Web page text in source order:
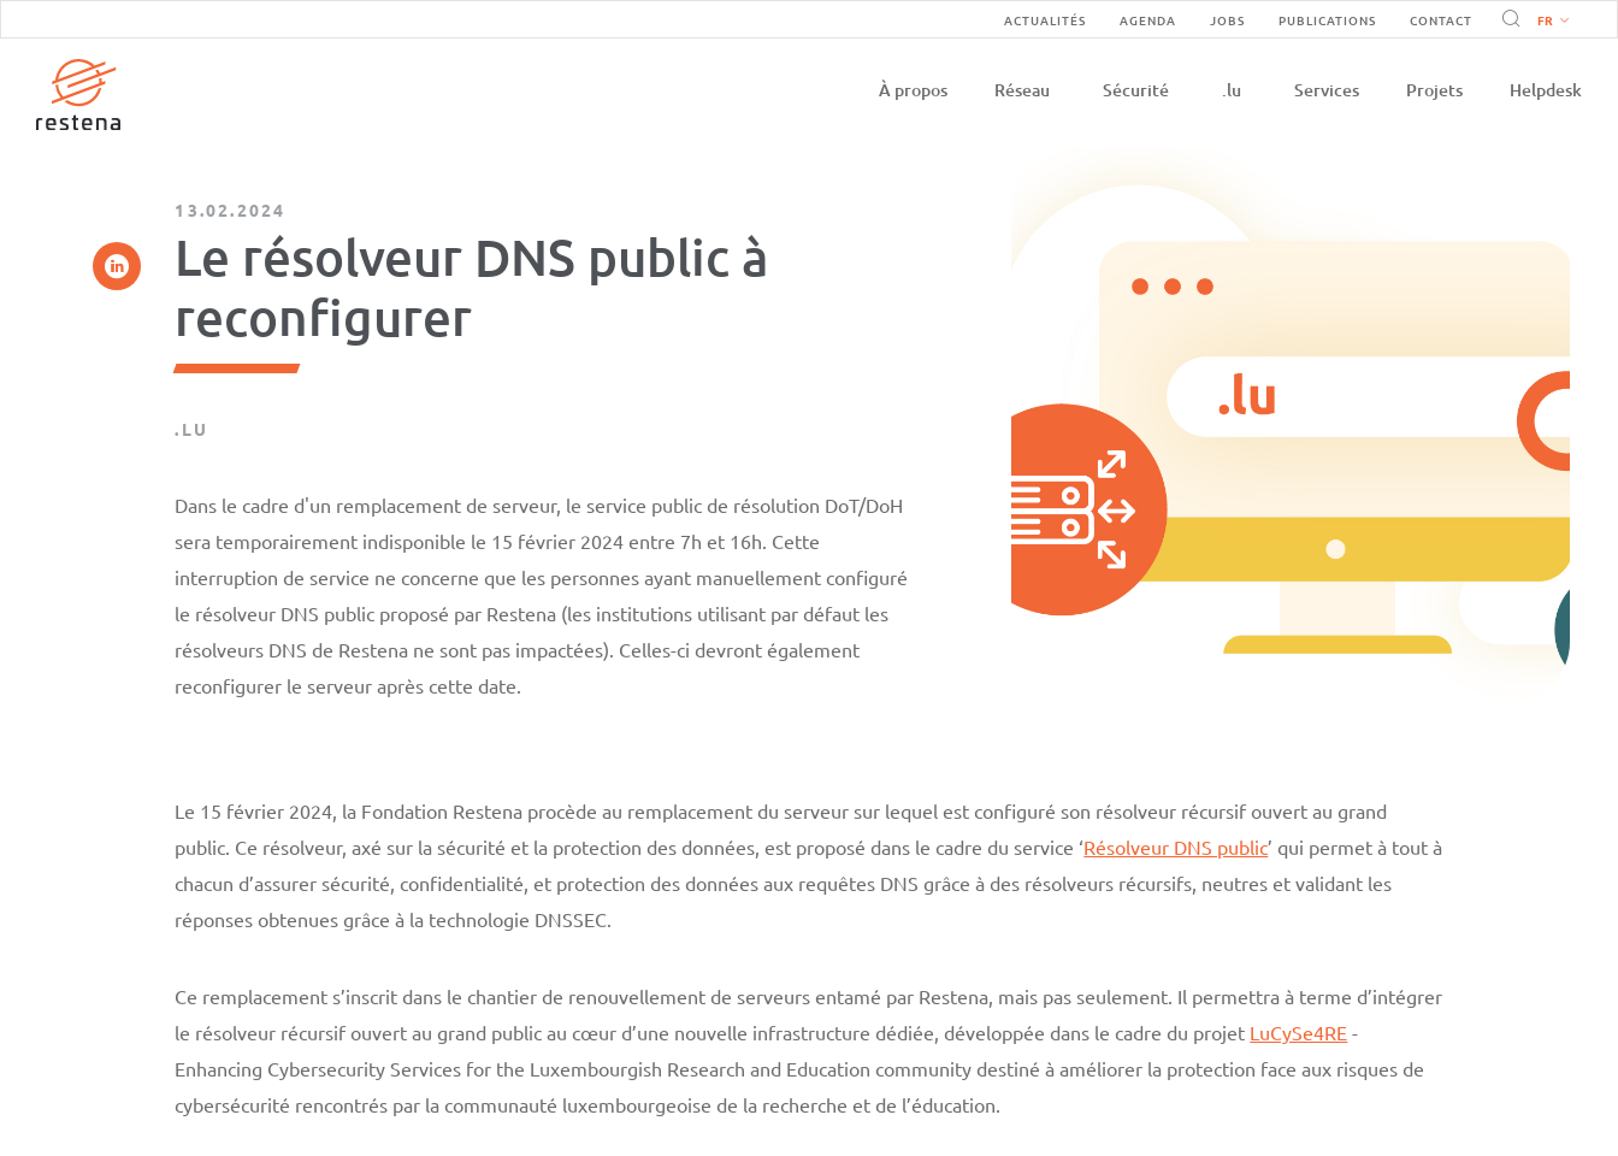
contenu
principal
Navigation
secondaire
ACTUALITÉS AGENDA JOBS PUBLICATIONS CONTACT
Navigation
À propos Réseau Sécurité .lu Services Projets Helpdesk
13.02.2024
Le résolveur DNS public à
reconfigurer
.LU
Dans le cadre d'un remplacement de serveur, le service public de résolution DoT/DoH
sera temporairement indisponible le 15 février 2024 entre 7h et 16h. Cette
interruption de service ne concerne que les personnes ayant manuellement configuré
le résolveur DNS public proposé par Restena (les institutions utilisant par défaut les
résolveurs DNS de Restena ne sont pas impactées). Celles-ci devront également
reconfigurer le serveur après cette date.
Le 15 février 2024, la Fondation Restena procède au remplacement du serveur sur lequel est configuré son résolveur récursif ouvert au grand
public. Ce résolveur, axé sur la sécurité et la protection des données, est proposé dans le cadre du service ‘Résolveur DNS public’ qui permet à tout à
chacun d’assurer sécurité, confidentialité, et protection des données aux requêtes DNS grâce à des résolveurs récursifs, neutres et validant les
réponses obtenues grâce à la technologie DNSSEC.
Ce remplacement s’inscrit dans le chantier de renouvellement de serveurs entamé par Restena, mais pas seulement. Il permettra à terme d’intégrer
le résolveur récursif ouvert au grand public au cœur d’une nouvelle infrastructure dédiée, développée dans le cadre du projet LuCySe4RE -
Enhancing Cybersecurity Services for the Luxembourgish Research and Education community destiné à améliorer la protection face aux risques de
cybersécurité rencontrés par la communauté luxembourgeoise de la recherche et de l’éducation.